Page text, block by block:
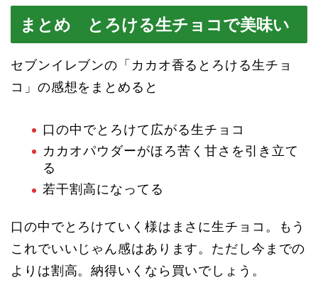
まとめ とろける生チョコで美味い
セブンイレブンの「カカオ香るとろける生チョ
コ」の感想をまとめると
口の中でとろけて広がる生チョコ
カカオパウダーがほろ苦く甘さを引き立て
る
若干割高になってる
口の中でとろけていく様はまさに生チョコ。もう
これでいいじゃん感はあります。ただし今までの
よりは割高。納得いくなら買いでしょう。